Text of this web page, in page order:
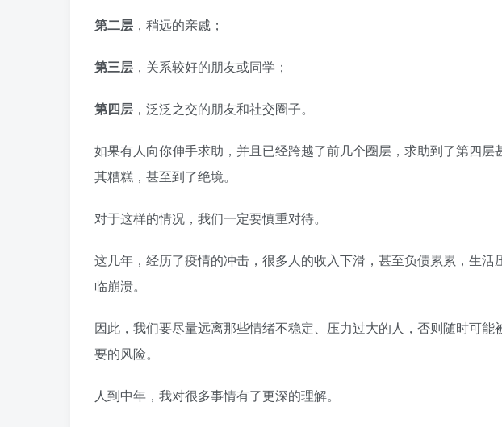
第二层 ，稍远的亲戚；
第三层 ，关系较好的朋友或同学；
第四层 ，泛泛之交的朋友和社交圈子。
如果有人向你伸手求助，并且已经跨越了前几个圈层，求助到了第四
其糟糕，甚至到了绝境。
对于这样的情况，我们一定要慎重对待。
这几年，经历了疫情的冲击，很多人的收入下滑，甚至负债累累，生
临崩溃。
因此，我们要尽量远离那些情绪不稳定、压力过大的人，否则随时可
要的风险。
人到中年，我对很多事情有了更深的理解。